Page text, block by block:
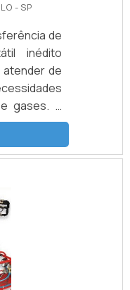
- SP
de
inédito
de
gases. É
a
de
O
tem o
que as